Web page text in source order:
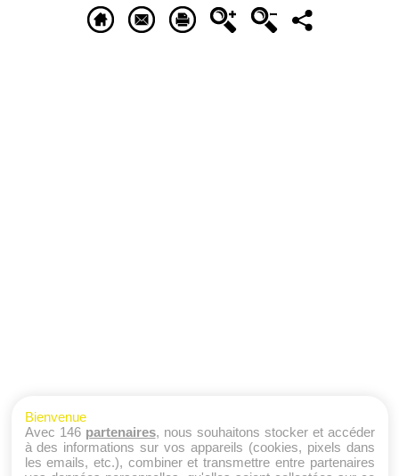
Bienvenue
Avec 146 partenaires, nous souhaitons stocker et accéder
à des informations sur vos appareils (cookies, pixels dans
les emails, etc.), combiner et transmettre entre partenaires